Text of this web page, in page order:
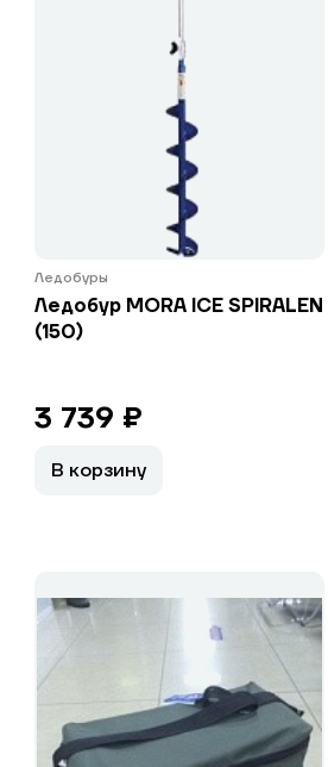
Ледобуры
Ледобур MORA ICE SPIRALEN
(150)
3 739 ₽
В корзину